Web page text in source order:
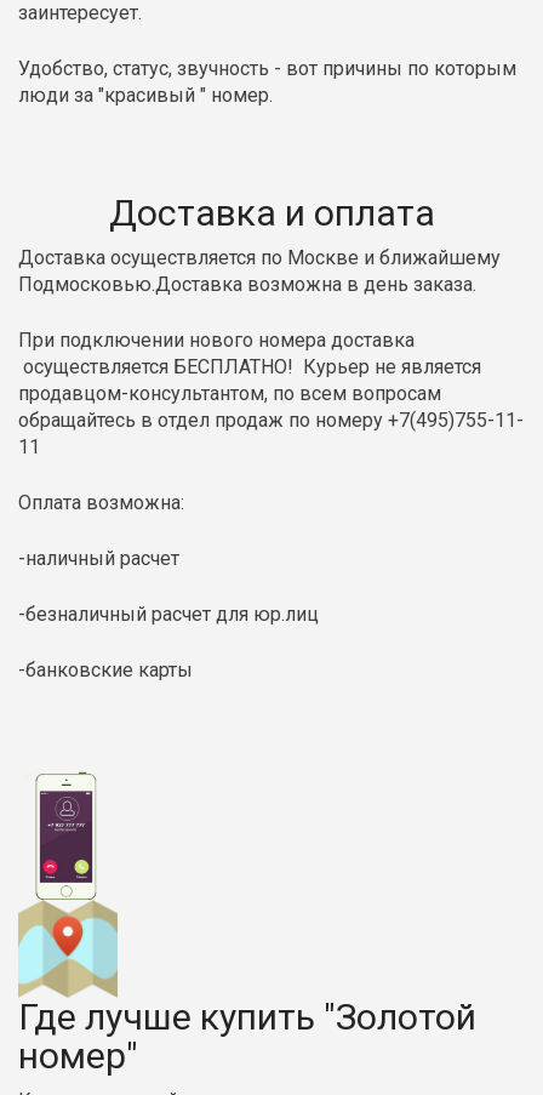
заинтересует.
Удобство, статус, звучность - вот причины по которым
люди за "красивый " номер.
Доставка и оплата
Доставка осуществляется по Москве и ближайшему
Подмосковью.Доставка возможна в день заказа.
При подключении нового номера доставка
осуществляется БЕСПЛАТНО! Курьер не является
продавцом-консультантом, по всем вопросам
обращайтесь в отдел продаж по номеру +7(495)755-11-
11
Оплата возможна:
-наличный расчет
-безналичный расчет для юр.лиц
-банковские карты
Где лучше купить "Золотой
номер"